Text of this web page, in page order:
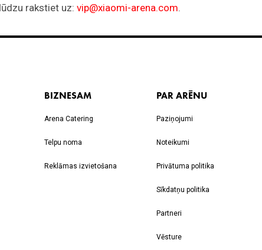
BIZNESAM
Arena Catering
Telpu noma
Reklāmas izvietošana
PAR ARĒNU
Paziņojumi
Noteikumi
Privātuma politika
Sīkdatņu politika
Partneri
Vēsture